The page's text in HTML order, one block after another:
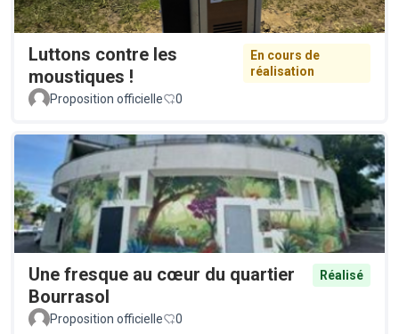
Luttons contre les
moustiques !
En cours de
réalisation
Proposition officielle
0
Une fresque au cœur du quartier
Bourrasol
Réalisé
Proposition officielle 0